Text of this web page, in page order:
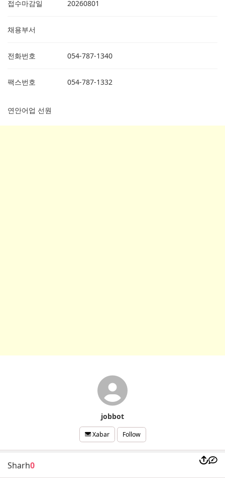
접수마감일 20260801
채용부서
전화번호 054-787-1340
팩스번호 054-787-1332
연안어업 선원
jobbot
Xabar Follow
Sharh0